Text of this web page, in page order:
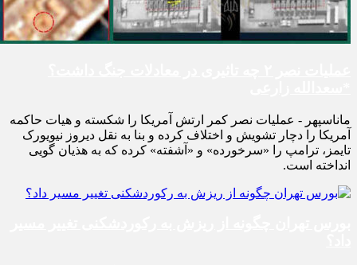
ماناسپهر - عملیات نصر کمر ارتش آمریکا را شکسته و هیات حاکمه
آمریکا را دچار تشویش و اختلاف کرده و بنا به نقل دیروز نیویورک
تایمز، ترامپ را «سرخورده» و «آشفته» کرده که به هذیان گویی
انداخته است.